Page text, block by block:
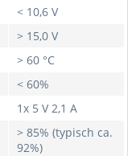
< 10,6 V
> 15,0 V
> 60 °C
< 60%
1x 5 V 2,1 A
> 85% (typisch ca.
92%)